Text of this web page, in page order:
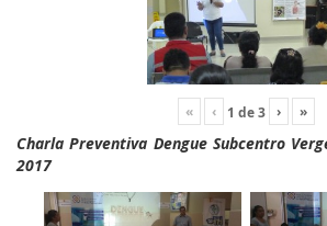
« ‹ 1 de3 › »
Charla Preventiva Dengue Subcentro
2017